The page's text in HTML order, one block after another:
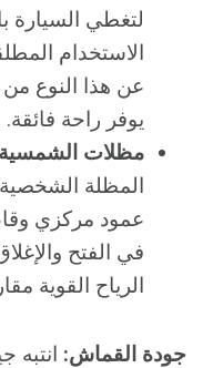
لتغطي السيارة
الاستخدام
عن هذا النوع من
يوفر راحة فائقة.
مظلات الشمسية
المظلة
عمود مركزي
في الفتح
الرياح القوية
جودة القماش: انتبه